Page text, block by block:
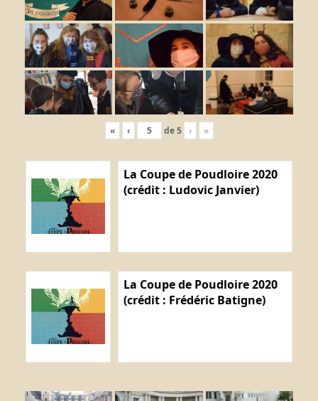
« ‹ de5 › »
La Coupe de Poudloire 2020
(crédit : Ludovic Janvier)
La Coupe de Poudloire 2020
(crédit : Frédéric Batigne)